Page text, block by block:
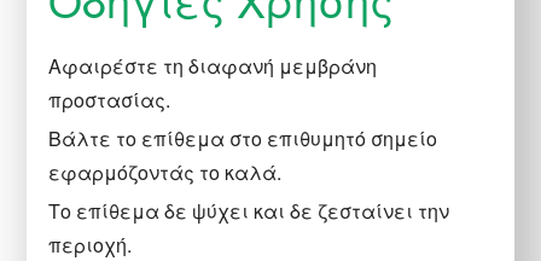
Αφαιρέστε τη διαφανή μεμβράνη
προστασίας.
Βάλτε το επίθεμα στο επιθυμητό σημείο
εφαρμόζοντάς το καλά.
Το επίθεμα δε ψύχει και δε ζεσταίνει την
περιοχή.